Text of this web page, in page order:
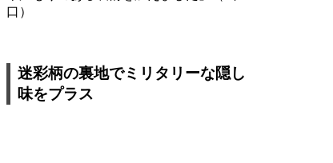
口）
迷彩柄の裏地でミリタリーな隠し
味をプラス